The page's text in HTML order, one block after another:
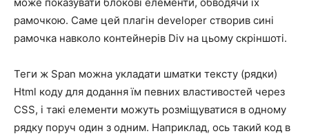
рамочкою. Саме цей плагін developer створив сині
рамочка навколо контейнерів Div на цьому скріншоті.
Теги ж Span можна укладати шматки тексту (рядки)
Html коду для додання їм певних властивостей через
CSS, і такі елементи можуть розміщуватися в одному
рядку поруч один з одним. Наприклад, ось такий код в